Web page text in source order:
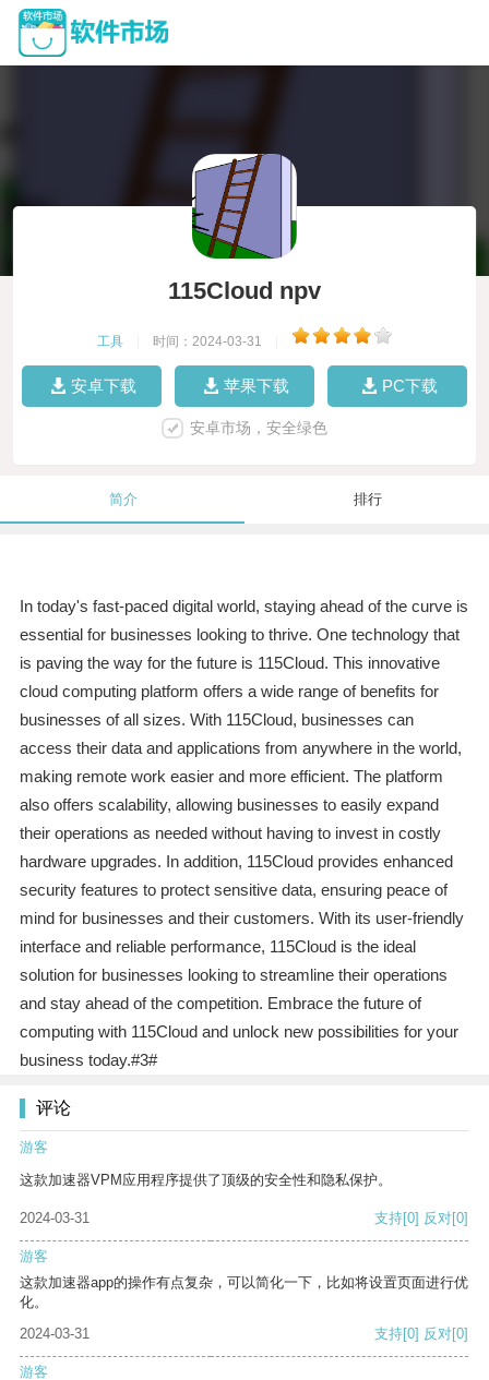
115Cloud npv
工具 时间：2024-03-31
安卓下载 苹果下载 PC下载
安卓市场，安全绿色
简介 排行
In today's fast-paced digital world, staying ahead of the curve is
essential for businesses looking to thrive. One technology that
is paving the way for the future is 115Cloud. This innovative
cloud computing platform offers a wide range of benefits for
businesses of all sizes. With 115Cloud, businesses can
access their data and applications from anywhere in the world,
making remote work easier and more efficient. The platform
also offers scalability, allowing businesses to easily expand
their operations as needed without having to invest in costly
hardware upgrades. In addition, 115Cloud provides enhanced
security features to protect sensitive data, ensuring peace of
mind for businesses and their customers. With its user-friendly
interface and reliable performance, 115Cloud is the ideal
solution for businesses looking to streamline their operations
and stay ahead of the competition. Embrace the future of
computing with 115Cloud and unlock new possibilities for your
business today.#3#
评论
游客
这款加速器VPM应用程序提供了顶级的安全性和隐私保护。
2024-03-31 支持[0] 反对[0]
游客
这款加速器app的操作有点复杂，可以简化一下，比如将设置页面进行优
化。
2024-03-31
支持[0] 反对[0]
游客